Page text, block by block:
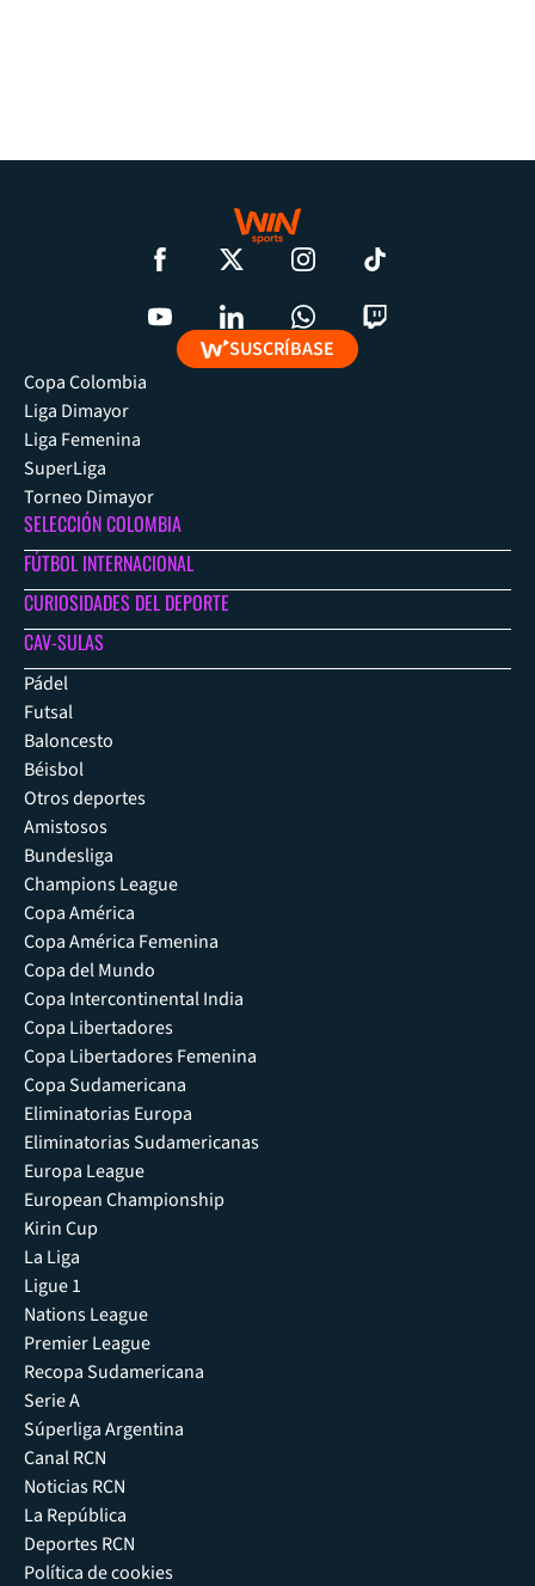
SUSCRÍBASE
Copa Colombia
Liga Dimayor
Liga Femenina
SuperLiga
Torneo Dimayor
SELECCIÓN COLOMBIA
FÚTBOL INTERNACIONAL
CURIOSIDADES DEL DEPORTE
CAV-SULAS
Pádel
Futsal
Baloncesto
Béisbol
Otros deportes
Amistosos
Bundesliga
Champions League
Copa América
Copa América Femenina
Copa del Mundo
Copa Intercontinental India
Copa Libertadores
Copa Libertadores Femenina
Copa Sudamericana
Eliminatorias Europa
Eliminatorias Sudamericanas
Europa League
European Championship
Kirin Cup
La Liga
Ligue 1
Nations League
Premier League
Recopa Sudamericana
Serie A
Súperliga Argentina
Canal RCN
Noticias RCN
La República
Deportes RCN
Política de cookies